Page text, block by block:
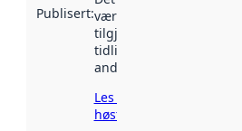
Publisert:vært
tilgjengelig
tidligere
andre steder.
Les mer om
høsting her